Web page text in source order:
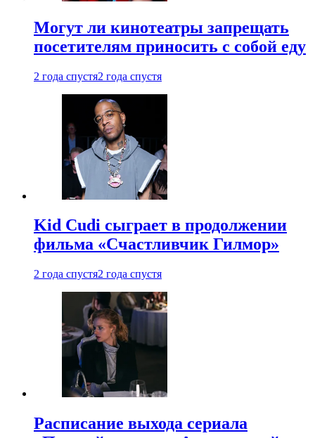
Могут ли кинотеатры запрещать
посетителям приносить с собой еду
2 года спустя2 года спустя
Kid Cudi сыграет в продолжении
фильма «Счастливчик Гилмор»
2 года спустя2 года спустя
Расписание выхода сериала